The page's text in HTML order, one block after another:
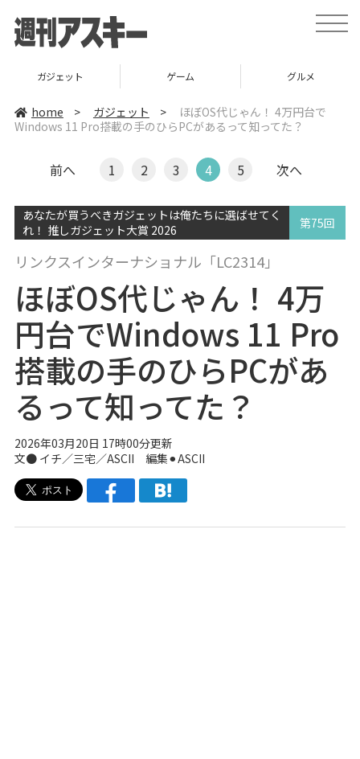
t
o
ガジェット ゲーム グルメ
home > ガジェット >
ほぼOS代じゃん！ 4万円台で
Windows 11 Pro搭載の手のひらPCがあるって知ってた？
前へ 1 2 3 4 5 次へ
あなたが買うべきガジェットは俺たちに選ばせてく
れ！ 推しガジェット大賞 2026
第75回
リンクスインターナショナル「LC2314」
ほぼOS代じゃん！ 4万
円台でWindows 11 Pro
搭載の手のひらPCがあ
るって知ってた？
2026年03月20日 17時00分更新
文● イチ／三宅／ASCII 編集⚫︎ASCII